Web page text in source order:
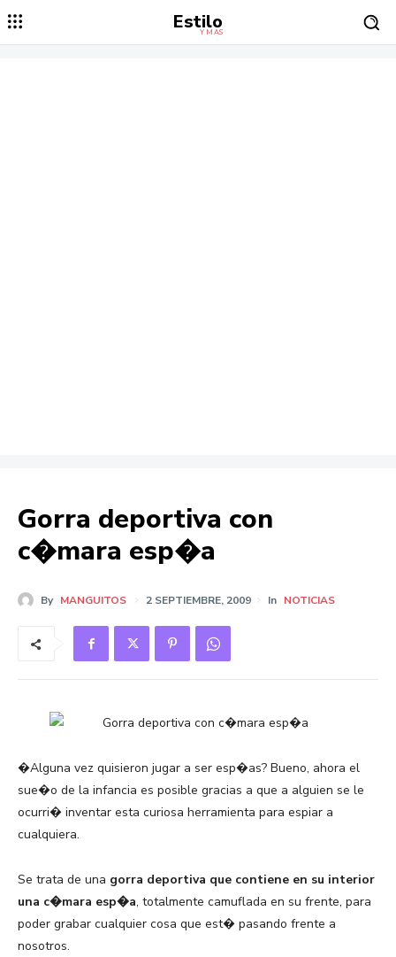
Estilo
Y MÁS
Gorra deportiva con
c�mara esp�a
By MANGUITOS 2 SEPTIEMBRE, 2009 In NOTICIAS
�Alguna vez quisieron jugar a ser esp�as? Bueno, ahora el
sue�o de la infancia es posible gracias a que a alguien se le
ocurri� inventar esta curiosa herramienta para espiar a
cualquiera.
Se trata de una gorra deportiva que contiene en su interior
una c�mara esp�a, totalmente camuflada en su frente, para
poder grabar cualquier cosa que est� pasando frente a
nosotros.